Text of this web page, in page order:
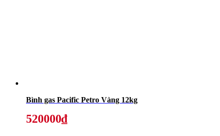
Bình gas Pacific Petro Vàng 12kg
520000₫